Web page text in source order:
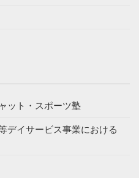
ット・スポーツ塾
デイサービス事業における